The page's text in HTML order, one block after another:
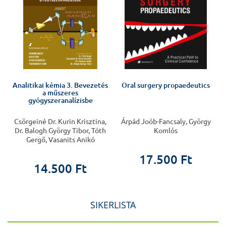
Analitikai kémia 3. Bevezetés
a műszeres
gyógyszeranalízisbe
Csörgeiné Dr. Kurin Krisztina,
Dr. Balogh György Tibor, Tóth
Gergő, Vasanits Anikó
14.500 Ft
Oral surgery propaedeutics
Árpád Joób-Fancsaly, György
Komlós
17.500 Ft
SIKERLISTA